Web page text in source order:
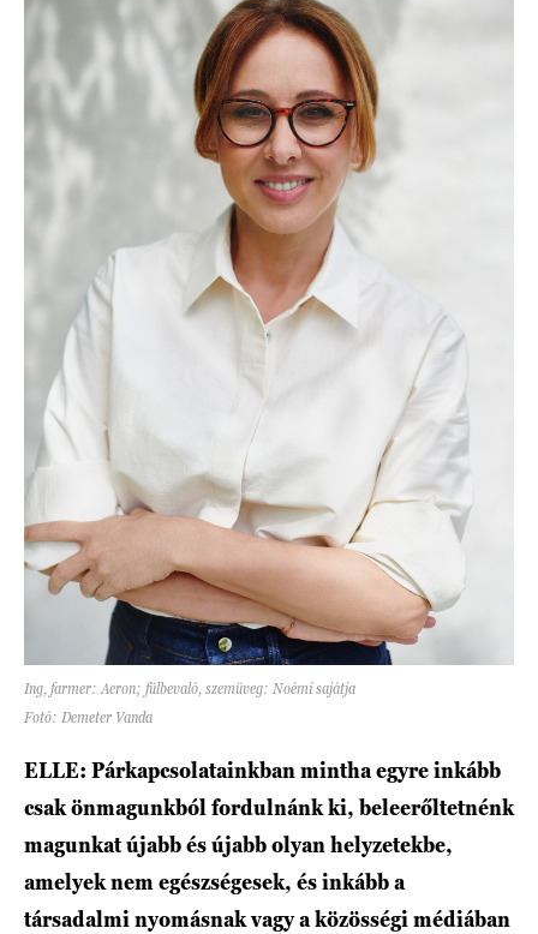
Ing, farmer: Aeron; fülbevaló, szemüveg: Noémi sajátja
Fotó: Demeter Vanda
ELLE: Párkapcsolatainkban mintha egyre inkább
csak önmagunkból fordulnánk ki, beleerőltetnénk
magunkat újabb és újabb olyan helyzetekbe,
amelyek nem egészségesek, és inkább a
társadalmi nyomásnak vagy a közösségi médiában